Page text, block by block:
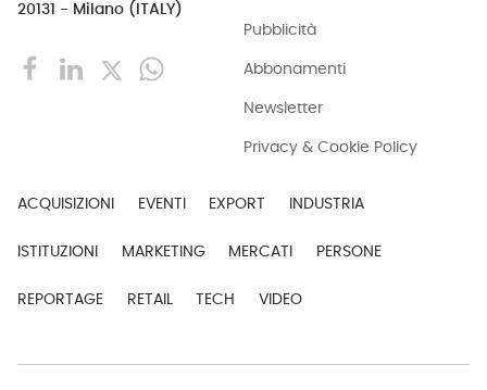
20131 - Milano (ITALY)
Pubblicità
Abbonamenti
Newsletter
Privacy & Cookie Policy
ACQUISIZIONI EVENTI EXPORT INDUSTRIA
ISTITUZIONI MARKETING MERCATI PERSONE
REPORTAGE RETAIL TECH VIDEO